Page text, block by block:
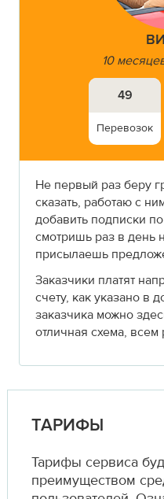
10
49
Перевозок
Не первый раз беру
сказать, работаю с
добавить подписки
смотришь раз в день
присылаешь
Заказчики платят
счету, как указано в
заказчика можно
отличная схема,
ТАРИФЫ
Тарифы сервиса
преимуществом